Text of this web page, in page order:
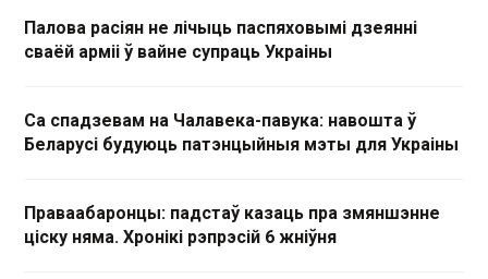
Палова расіян не лічыць паспяховымі дзеянні
сваёй арміі ў вайне супраць Украіны
Са спадзевам на Чалавека-павука: навошта ў
Беларусі будуюць патэнцыйныя мэты для Украіны
Праваабаронцы: падстаў казаць пра змяншэнне
ціску няма. Хронікі рэпрэсій 6 жніўня